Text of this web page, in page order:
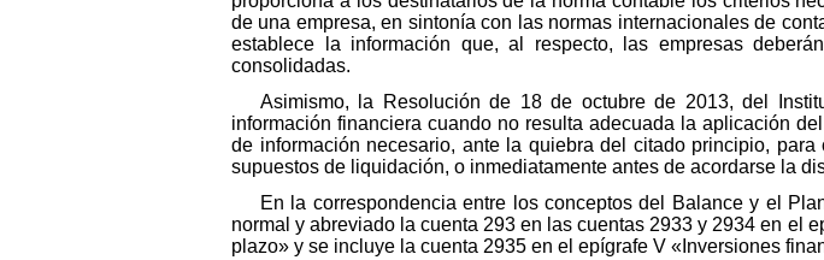
de una empresa, en sintonía con las normas internacionales de
establece la información que, al respecto, las empresas
consolidadas.
Asimismo, la Resolución de 18 de octubre de 2013, del
información financiera cuando no resulta adecuada la aplicación
de información necesario, ante la quiebra del citado principio,
supuestos de liquidación, o inmediatamente antes de acordarse la
En la correspondencia entre los conceptos del Balance y el
normal y abreviado la cuenta 293 en las cuentas 2933 y 2934 en el
plazo» y se incluye la cuenta 2935 en el epígrafe V «Inversiones